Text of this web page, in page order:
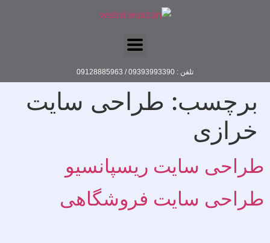
تلفن : 09393993390 / 09128885963
برچسب: طراحی سایت
خرازی
طراحی سایت ریسپانسیو
طراحی سایت فروشگاهی